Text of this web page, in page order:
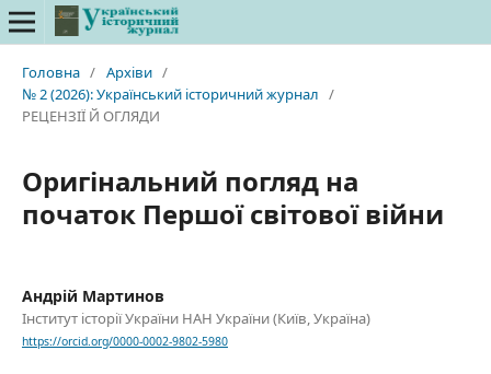
Головна / Архіви /
№ 2 (2026): Український історичний журнал /
РЕЦЕНЗІЇ Й ОГЛЯДИ
Оригінальний погляд на
початок Першої світової війни
Андрій Мартинов
Інститут історії України НАН України (Київ, Україна)
https://orcid.org/0000-0002-9802-5980